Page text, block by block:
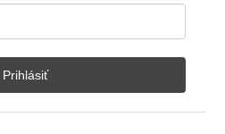
Prihlásiť